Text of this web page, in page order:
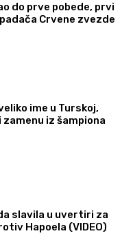
do prve pobede, prvi
Crvene zvezde
ime u Turskoj,
zamenu iz šampiona
slavila u uvertiri za
Hapoela (VIDEO)